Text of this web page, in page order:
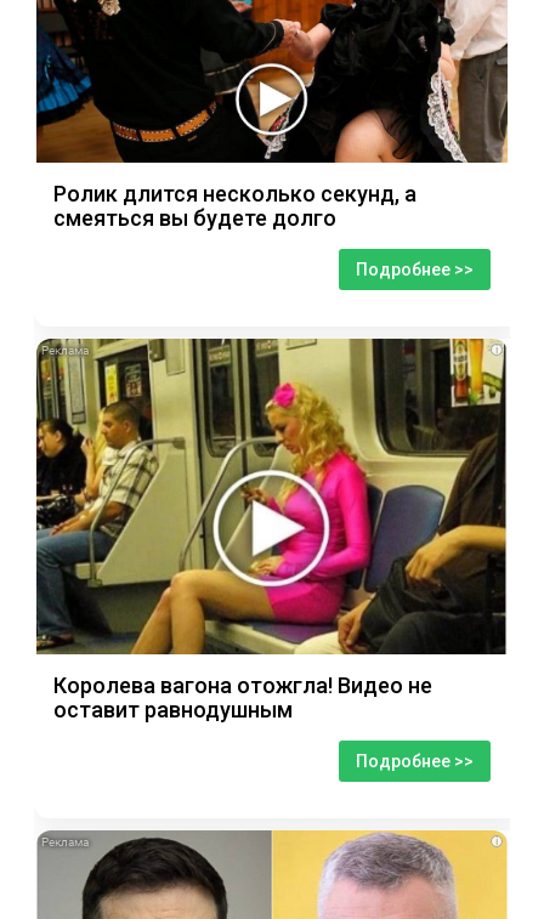
Ролик длится несколько секунд, а
смеяться вы будете долго
Подробнее >>
i
Королева вагона отожгла! Видео не
оставит равнодушным
Подробнее >>
i